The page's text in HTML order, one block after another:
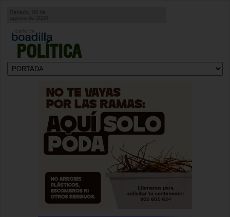
POLÍTICA
Sábado, 08 de
agosto de 2026